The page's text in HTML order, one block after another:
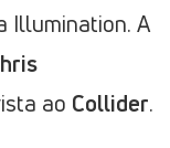
Illumination. A
ao Collider.